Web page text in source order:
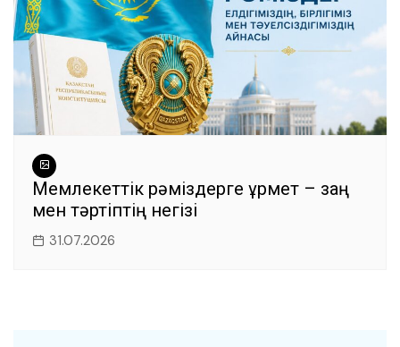
Мемлекеттік рәміздерге құрмет – заң
мен тәртіптің негізі
31.07.2026